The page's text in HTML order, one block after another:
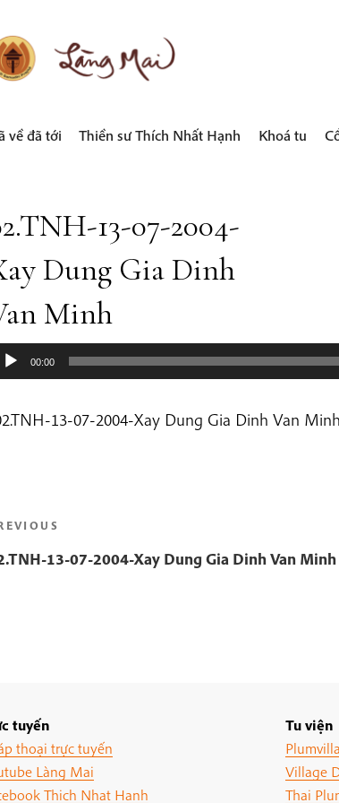
LÀNG MAI
về đã tới Thiền sư Thích Nhất Hạnh Khoá tu
13-07-2004-
Dung Gia Dinh
Minh
00:00
13-07-2004-Xay Dung Gia Dinh Van
13-07-2004-Xay Dung Gia Dinh Van Minh
tuyến
thoại trực tuyến
Làng Mai
Thich Nhat Hanh
Tu viện
Village
Thai